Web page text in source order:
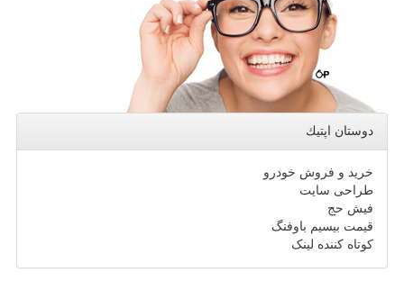
دوستان اپتیك
خرید و فروش خودرو
طراحی سایت
فیش حج
قیمت بیسیم باوفنگ
کوتاه کننده لینک